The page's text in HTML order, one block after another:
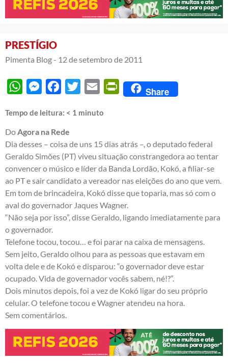
PRESTÍGIO
Pimenta Blog - 12 de setembro de 2011
WhatsAppMessengerFacebook
Twitter Email PrintFriendly
Share
Tempo de leitura: < 1 minuto
DoAgora na Rede
Dia desses – coisa de uns 15 dias atrás –, o deputado federal
Geraldo Simões (PT) viveu situação constrangedora ao tentar
convencer o músico e líder da Banda Lordão, Kokó, a filiar-se
ao PT e sair candidato a vereador nas eleições do ano que vem.
Em tom de brincadeira, Kokó disse que toparia, mas só com o
aval do governador Jaques Wagner.
“Não seja por isso”, disse Geraldo, ligando imediatamente para
o governador.
Telefone tocou, tocou… e foi parar na caixa de mensagens.
Sem jeito, Geraldo olhou para as pessoas que estavam em
volta dele e de Kokó e disparou: “o governador deve estar
ocupado. Vida de governador vocês sabem, né!?”.
Dois minutos depois, foi a vez de Kokó ligar do seu próprio
celular. O telefone tocou e Wagner atendeu na hora.
Sem comentários.